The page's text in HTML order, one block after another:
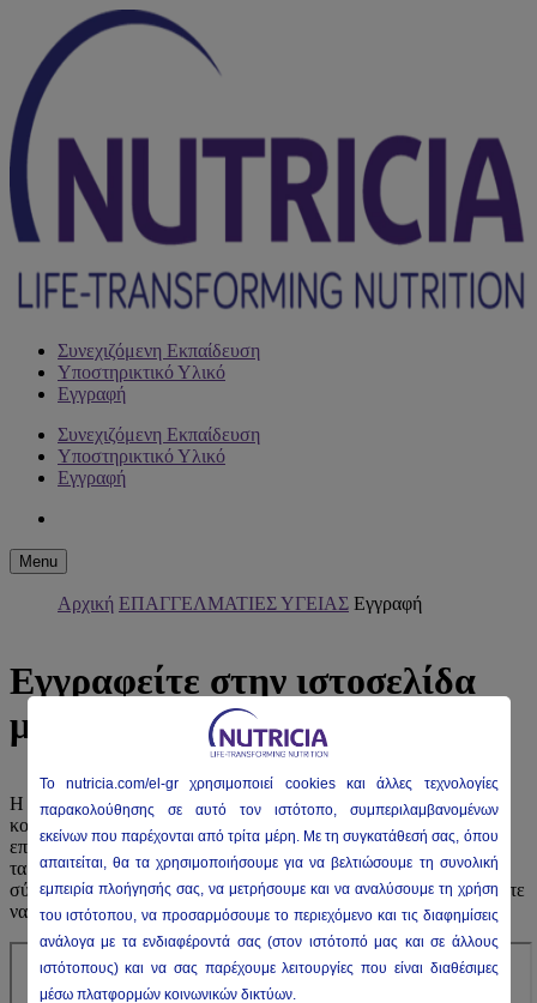
To nutricia.com/el-grχρησιμοποιεί cookiesκαι άλλες τεχνολογίες
παρακολούθησης σε αυτό τον ιστότοπο, συμπεριλαμβανομένων
εκείνων που παρέχονται από τρίτα μέρη. Με τη συγκατάθεσή σας, όπου
απαιτείται, θα τα χρησιμοποιήσουμε για να βελτιώσουμε τη συνολική
εμπειρία πλοήγησής σας, να μετρήσουμε και να αναλύσουμε τη χρήση
του ιστότοπου, να προσαρμόσουμε το περιεχόμενο και τις διαφημίσεις
ανάλογα με τα ενδιαφέροντά σας (στον ιστότοπό μας και σε άλλους
ιστότοπους) και να σας παρέχουμε λειτουργίες που είναι διαθέσιμες
μέσω πλατφορμών κοινωνικών δικτύων.
Συνεχιζόμενη Εκπαίδευση
Υποστηρικτικό Υλικό
Εγγραφή
Συνεχιζόμενη Εκπαίδευση
Υποστηρικτικό Υλικό
Εγγραφή
Menu
Αρχική ΕΠΑΓΓΕΛΜΑΤΙΕΣ ΥΓΕΙΑΣ Εγγραφή
Εγγραφείτε στην ιστοσελίδα
μας
Η Nutricia έχει δεσμευθεί να ενημερώνει την Επιστημονική
κοινότητα για τα τελευταία επιστημονικά δεδομένα, τις
επερχόμενες επιστημονικές εκδηλώσεις & συνέδρια αλλά και
τα προϊόντα μας. Παρακαλούμε συμπληρώστε την παρακάτω
σύντομη φόρμα και επιλέξτε τους τύπους ενημέρωσης που δέχεστε
να λαμβάνετε από εμάς.